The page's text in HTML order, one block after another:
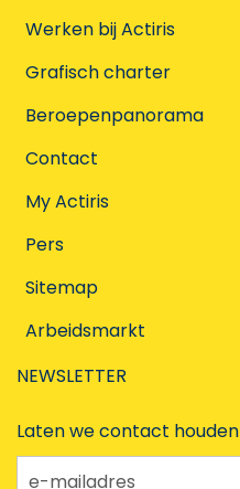
Werken bij Actiris
Grafisch charter
Beroepenpanorama
Contact
My Actiris
Pers
Sitemap
Arbeidsmarkt
NEWSLETTER
Laten we contact houden
e-mailadres